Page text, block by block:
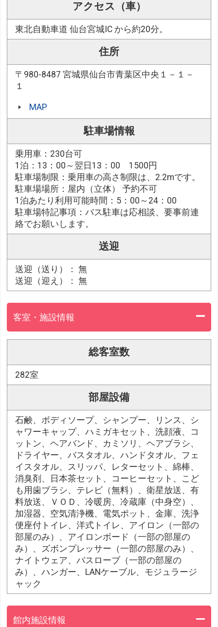
アクセス（車）
東北自動車道 仙台宮城IC から約20分。
住所
〒980-8487 宮城県仙台市青葉区中央１－１－
１
MAP
駐車場情報
乗用車：230台可
1泊：13：00～翌日13：00 1500円
駐車場制限：乗用車の高さ制限は、2.2mです。
駐車場場所：屋内（立体） 予約不可
1泊あたり利用可能時間：5：00～24：00
駐車場特記事項：バス駐車は応相談、要事前連
絡でお願いします。
送迎
送迎（送り）： 無
送迎（迎え）： 無
客室・施設情報
総客室数
282室
部屋設備
石鹸、ボディソープ、シャンプー、リンス、シ
ャワーキャップ、ハミガキセット、洗顔液、コ
ットン、ヘアバンド、カミソリ、ヘアブラシ、
ドライヤー、バスタオル、ハンドタオル、フェ
イスタオル、スリッパ、レターセット、綿棒、
消臭剤、日本茶セット、コーヒーセット、こど
も用歯ブラシ、テレビ（無料）、衛星放送、有
料放送、ＶＯＤ、冷暖房、冷蔵庫（中身空）、
加湿器、空気清浄機、電気ポット、金庫、洗浄
便座付トイレ、洋式トイレ、アイロン（一部の
部屋のみ）、アイロンボード（一部の部屋の
み）、ズボンプレッサー（一部の部屋のみ）、
ナイトウェア、バスローブ（一部の部屋の
み）、ハンガー、LANケーブル、モジュラージ
ャック
館内施設情報